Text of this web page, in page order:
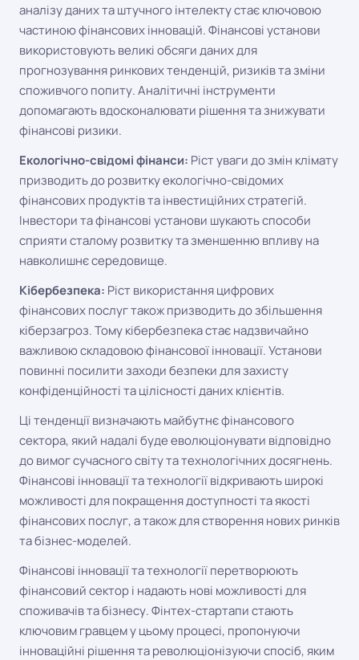
аналізу даних та штучного інтелекту стає ключовою
частиною фінансових інновацій. Фінансові установи
використовують великі обсяги даних для
прогнозування ринкових тенденцій, ризиків та зміни
споживчого попиту. Аналітичні інструменти
допомагають вдосконалювати рішення та знижувати
фінансові ризики.
Екологічно-свідомі фінанси: Ріст уваги до змін клімату
призводить до розвитку екологічно-свідомих
фінансових продуктів та інвестиційних стратегій.
Інвестори та фінансові установи шукають способи
сприяти сталому розвитку та зменшенню впливу на
навколишнє середовище.
Кібербезпека: Ріст використання цифрових
фінансових послуг також призводить до збільшення
кіберзагроз. Тому кібербезпека стає надзвичайно
важливою складовою фінансової інновації. Установи
повинні посилити заходи безпеки для захисту
конфіденційності та цілісності даних клієнтів.
Ці тенденції визначають майбутнє фінансового
сектора, який надалі буде еволюціонувати відповідно
до вимог сучасного світу та технологічних досягнень.
Фінансові інновації та технології відкривають широкі
можливості для покращення доступності та якості
фінансових послуг, а також для створення нових ринків
та бізнес-моделей.
Фінансові інновації та технології перетворюють
фінансовий сектор і надають нові можливості для
споживачів та бізнесу. Фінтех-стартапи стають
ключовим гравцем у цьому процесі, пропонуючи
інноваційні рішення та революціонізуючи спосіб, яким